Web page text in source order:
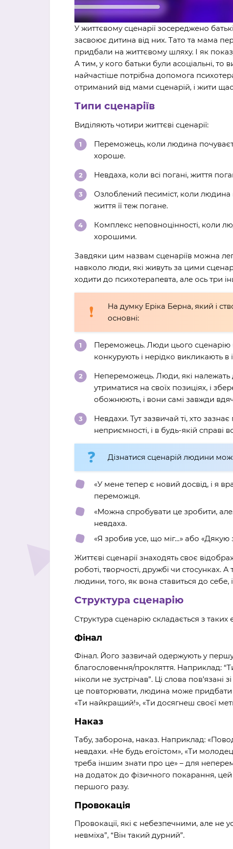
У життєвому сценарії зосереджено
засвоює дитина від них. Тато та мама
придбали на життєвому шляху. І як
А тим, у кого батьки були асоціальні, то
найчастіше потрібна допомога
отриманий від мами сценарій, і жити
Типи сценаріїв
Виділяють чотири життєві сценарії:
Переможець, коли людина
хороше.
Невдаха, коли всі погані, життя
Озлоблений песиміст, коли людина
життя її теж погане.
Комплекс неповноцінності, коли
хорошими.
Завдяки цим назвам сценаріїв можна
навколо люди, які живуть за цими
ходити до психотерапевта, але ось три
На думку Еріка Берна, який і
основні:
Переможець. Люди цього сценарію
конкурують і нерідко викликають в
Непереможець. Люди, які
утриматися на своїх позиціях, і
обожнюють, і вони самі завжди
Невдахи. Тут зазвичай ті, хто
неприємності, і в будь-якій справі
Дізнатися сценарій людини
«У мене тепер є новий досвід, і я
переможця.
«Можна спробувати це зробити,
невдаха.
«Я зробив усе, що міг…» або
Життєві сценарії знаходять своє
роботі, творчості, дружбі чи стосунках.
людини, того, як вона ставиться до себе,
Структура сценарію
Структура сценарію складається з таких
Фінал
Фінал. Його зазвичай одержують у
благословення/прокляття. Наприклад:
ніколи не зустрічав”. Ці слова
це повторювати, людина може придбати
«Ти найкращий!», «Ти досягнеш своєї
Наказ
Табу, заборона, наказ. Наприклад:
невдахи. «Не будь егоїстом», «Ти
треба іншим знати про це» – для
на додаток до фізичного покарання,
першого разу.
Провокація
Провокації, які є небезпечними, але не
невміха”, “Він такий дурний”.